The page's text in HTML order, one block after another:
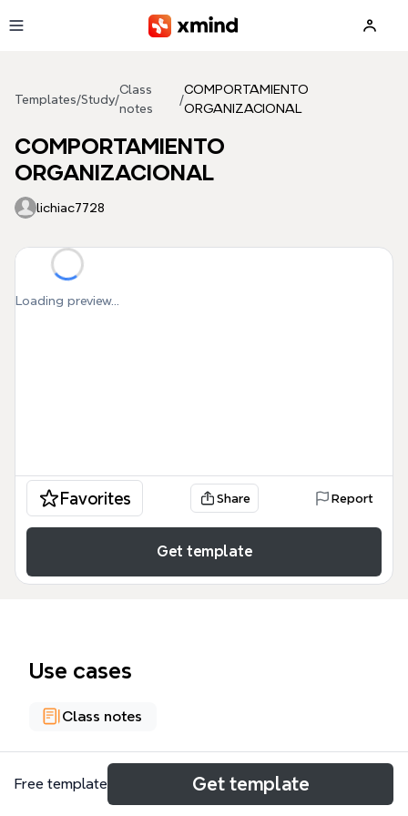
Templates/Study/
Class
notes
/
COMPORTAMIENTO
ORGANIZACIONAL
COMPORTAMIENTO
ORGANIZACIONAL
lichiac7728
Loading preview...
Favorites Share Report
Get template
Use cases
Class notes
About
Free template Get template